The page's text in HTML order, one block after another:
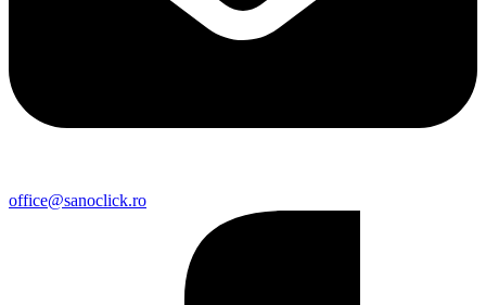
office@sanoclick.ro